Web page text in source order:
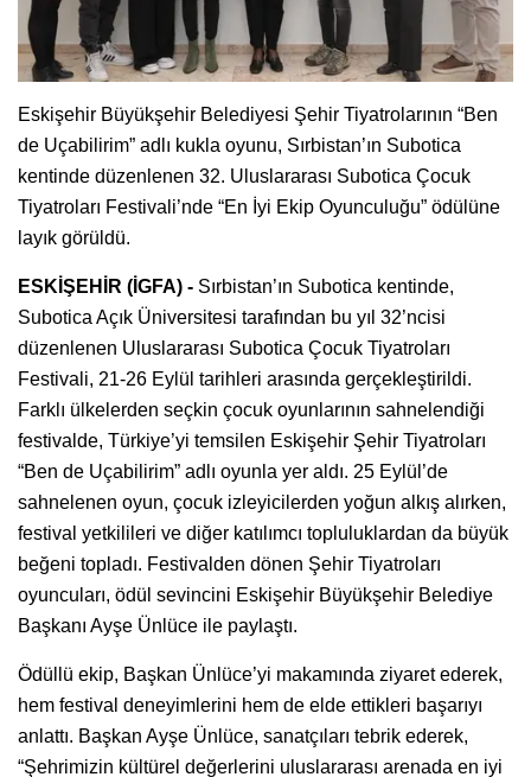
Eskişehir Büyükşehir Belediyesi Şehir Tiyatrolarının “Ben
de Uçabilirim” adlı kukla oyunu, Sırbistan’ın Subotica
kentinde düzenlenen 32. Uluslararası Subotica Çocuk
Tiyatroları Festivali’nde “En İyi Ekip Oyunculuğu” ödülüne
layık görüldü.
ESKİŞEHİR (İGFA) - Sırbistan’ın Subotica kentinde,
Subotica Açık Üniversitesi tarafından bu yıl 32’ncisi
düzenlenen Uluslararası Subotica Çocuk Tiyatroları
Festivali, 21-26 Eylül tarihleri arasında gerçekleştirildi.
Farklı ülkelerden seçkin çocuk oyunlarının sahnelendiği
festivalde, Türkiye’yi temsilen Eskişehir Şehir Tiyatroları
“Ben de Uçabilirim” adlı oyunla yer aldı. 25 Eylül’de
sahnelenen oyun, çocuk izleyicilerden yoğun alkış alırken,
festival yetkilileri ve diğer katılımcı topluluklardan da büyük
beğeni topladı. Festivalden dönen Şehir Tiyatroları
oyuncuları, ödül sevincini Eskişehir Büyükşehir Belediye
Başkanı Ayşe Ünlüce ile paylaştı.
Ödüllü ekip, Başkan Ünlüce’yi makamında ziyaret ederek,
hem festival deneyimlerini hem de elde ettikleri başarıyı
anlattı. Başkan Ayşe Ünlüce, sanatçıları tebrik ederek,
“Şehrimizin kültürel değerlerini uluslararası arenada en iyi